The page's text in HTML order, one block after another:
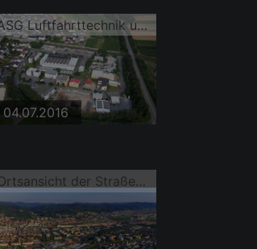
ASG Luftfahrttechnik und Sensorik GmbH
04.07.2016
Ortsansicht der Straßen und Häuser der Wohngebiete